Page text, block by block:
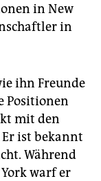
in New
in
ihn Freunde
Positionen
mit den
ist bekannt
Während
warf er